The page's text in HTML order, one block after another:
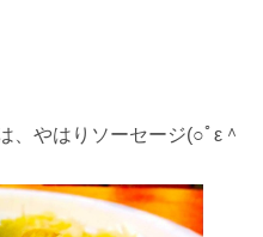
、やはりソーセージ(○ﾟε＾